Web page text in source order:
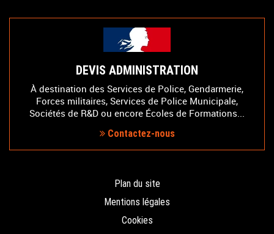
DEVIS ADMINISTRATION
À destination des Services de Police, Gendarmerie,
Forces militaires, Services de Police Municipale,
Sociétés de R&D ou encore Écoles de Formations...
Contactez-nous
Plan du site
Mentions légales
Cookies